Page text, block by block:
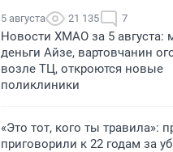
5 августа 21 135 7
Новости ХМАО за 5 августа:
деньги Айзе, вартовчанин
возле ТЦ, откроются новые
поликлиники
«Это тот, кого ты травила»:
приговорили к 22 годам за